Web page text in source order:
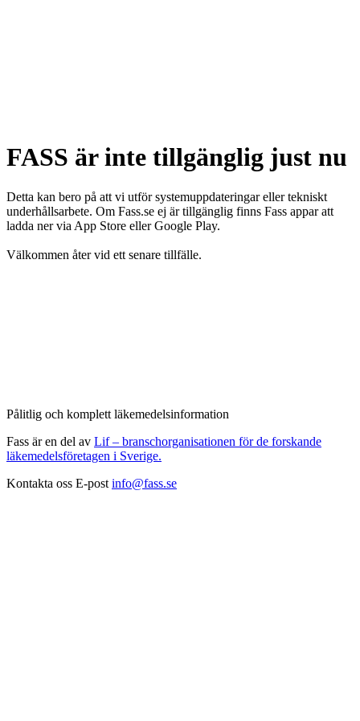
FASS är inte tillgänglig just nu
Detta kan bero på att vi utför systemuppdateringar eller tekniskt
underhållsarbete. Om Fass.se ej är tillgänglig finns Fass appar att
ladda ner via App Store eller Google Play.
Välkommen åter vid ett senare tillfälle.
Pålitlig och komplett läkemedelsinformation
Fass är en del av Lif – branschorganisationen för de forskande
läkemedelsföretagen i Sverige.
Kontakta oss E-post info@fass.se